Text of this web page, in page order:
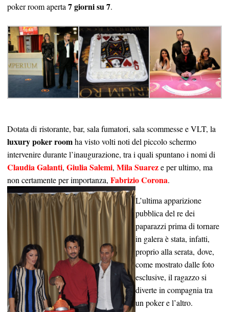
poker room aperta7 giorni su 7.
Dotata di ristorante, bar, sala fumatori, sala scommesse e VLT, la
luxury poker roomha visto volti noti del piccolo schermo
intervenire durante l’inaugurazione, tra i quali spuntano i nomi di
Claudia Galanti, Giulia Salemi, Mila Suareze per ultimo, ma
non certamente per importanza, Fabrizio Corona.
L’ultima apparizione
pubblica del re dei
paparazzi prima di tornare
in galera è stata, infatti,
proprio alla serata, dove,
come mostrato dalle foto
esclusive, il ragazzo si
diverte in compagnia tra
un poker e l’altro.